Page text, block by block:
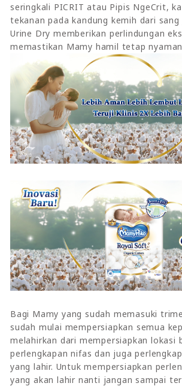
seringkali PICRIT atau Pipis NgeCrit,
tekanan pada kandung kemih dari sang
Urine Dry memberikan perlindungan
memastikan Mamy hamil tetap
Bagi Mamy yang sudah memasuki
sudah mulai mempersiapkan semua
melahirkan dari mempersiapkan lokasi
perlengkapan nifas dan juga
yang lahir. Untuk mempersiapkan
yang akan lahir nanti jangan sampai